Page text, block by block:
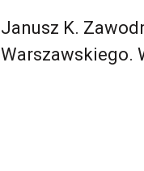
Janusz K.
Warszawskiego.